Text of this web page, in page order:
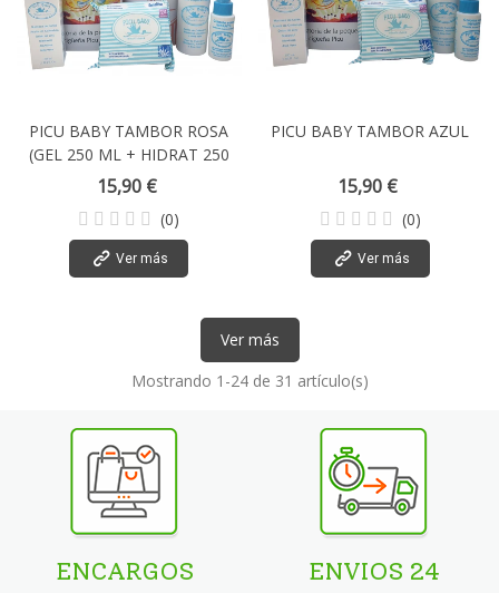
PICU BABY TAMBOR ROSA
(GEL 250 ML + HIDRAT 250
ML + COLONIA 60 ML + 2
LABIALES CEREZA)
15,90 €
(0)
Ver más
PICU BABY TAMBOR AZUL
15,90 €
(0)
Ver más
Ver más
Mostrando 1 -24 de 31 artículo(s)
ENCARGOS
ENVIOS 24